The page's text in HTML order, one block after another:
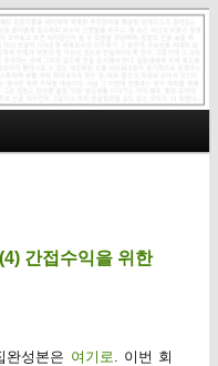
간접수익을 위한
성본은 여기로
. 이번 회